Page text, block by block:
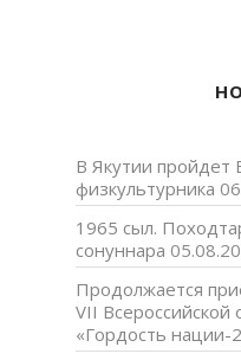
В Якутии пройдет
физкультурника
1965 сыл.
сонуннара
Продолжается
VII
«Гордость нации-